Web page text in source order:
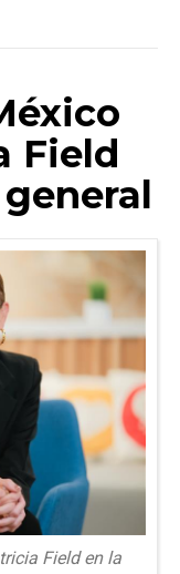
Field
Field en la